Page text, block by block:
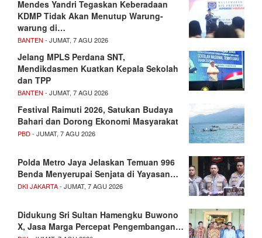
Mendes Yandri Tegaskan Keberadaan
KDMP Tidak Akan Menutup Warung-
warung di…
BANTEN - JUMAT, 7 AGU 2026
Jelang MPLS Perdana SNT,
Mendikdasmen Kuatkan Kepala Sekolah
dan TPP
BANTEN - JUMAT, 7 AGU 2026
Festival Raimuti 2026, Satukan Budaya
Bahari dan Dorong Ekonomi Masyarakat
PBD- JUMAT, 7 AGU 2026
Polda Metro Jaya Jelaskan Temuan 996
Benda Menyerupai Senjata di Yayasan…
DKI JAKARTA- JUMAT, 7 AGU 2026
Didukung Sri Sultan Hamengku Buwono
X, Jasa Marga Percepat Pengembangan…